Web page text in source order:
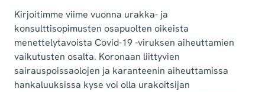
Kirjoitimme viime vuonna urakka- ja
konsulttisopimusten osapuolten oikeista
menettelytavoista Covid-19 -viruksen aiheuttamien
vaikutusten osalta. Koronaan liittyvien
sairauspoissaolojen ja karanteenin aiheuttamissa
hankaluuksissa kyse voi olla urakoitsijan